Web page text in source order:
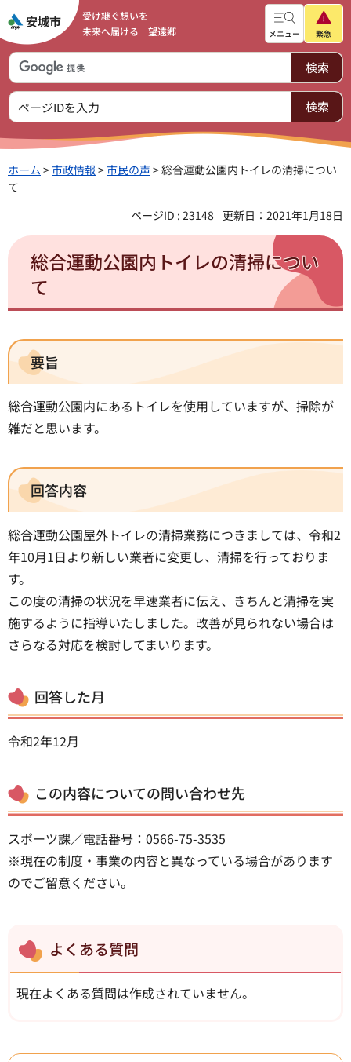
受け継ぐ想いを
未来へ届ける 望遠郷
メニュー 緊急
ホーム >市政情報 >市民の声 > 総合運動公園内トイレの清掃につい
て
ページID : 23148
更新日：2021年1月18日
総合運動公園内トイレの清掃につい
て
要旨
総合運動公園内にあるトイレを使用していますが、掃除が
雑だと思います。
回答内容
総合運動公園屋外トイレの清掃業務につきましては、令和2
年10月1日より新しい業者に変更し、清掃を行っておりま
す。
この度の清掃の状況を早速業者に伝え、きちんと清掃を実
施するように指導いたしました。改善が見られない場合は
さらなる対応を検討してまいります。
回答した月
令和2年12月
この内容についての問い合わせ先
スポーツ課／電話番号：0566-75-3535
※現在の制度・事業の内容と異なっている場合があります
のでご留意ください。
よくある質問
現在よくある質問は作成されていません。